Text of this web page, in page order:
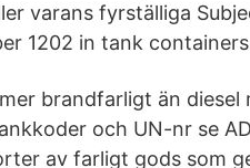
varans fyrställiga
1202 in tank
brandfarligt än diesel
och UN-nr se
av farligt gods som